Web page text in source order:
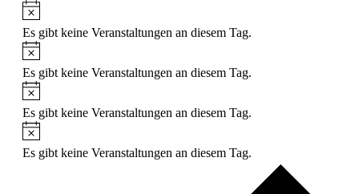
Hinweis
Es gibt keine Veranstaltungen an diesem Tag.
Hinweis
Es gibt keine Veranstaltungen an diesem Tag.
Hinweis
Es gibt keine Veranstaltungen an diesem Tag.
Hinweis
Es gibt keine Veranstaltungen an diesem Tag.